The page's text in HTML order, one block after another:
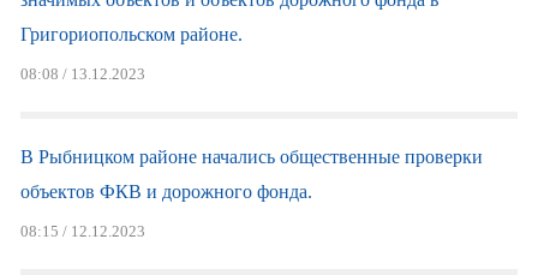
Григориопольском районе.
08:08 / 13.12.2023
В Рыбницком районе начались общественные проверки
объектов ФКВ и дорожного фонда.
08:15 / 12.12.2023